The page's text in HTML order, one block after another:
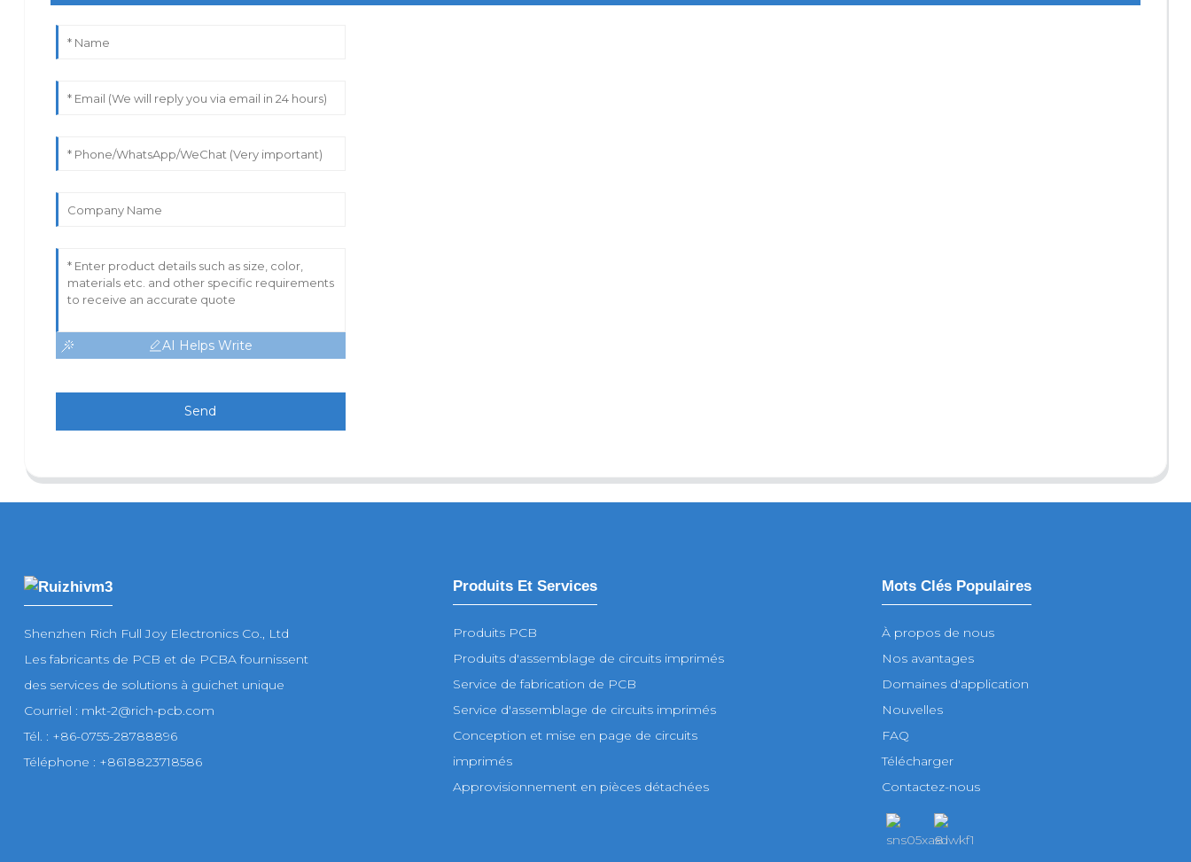
AI Helps Write
Send
Shenzhen Rich Full Joy Electronics Co., Ltd
Les fabricants de PCB et de PCBA fournissent
des services de solutions à guichet unique
Courriel : mkt-2@rich-pcb.com
Tél. : +86-0755-28788896
Téléphone : +8618823718586
Produits Et Services
Produits PCB
Produits d'assemblage de circuits imprimés
Service de fabrication de PCB
Service d'assemblage de circuits imprimés
Conception et mise en page de circuits
imprimés
Approvisionnement en pièces détachées
Mots Clés Populaires
À propos de nous
Nos avantages
Domaines d'application
Nouvelles
FAQ
Télécharger
Contactez-nous